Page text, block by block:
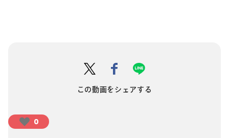
この動画をシェアする
0